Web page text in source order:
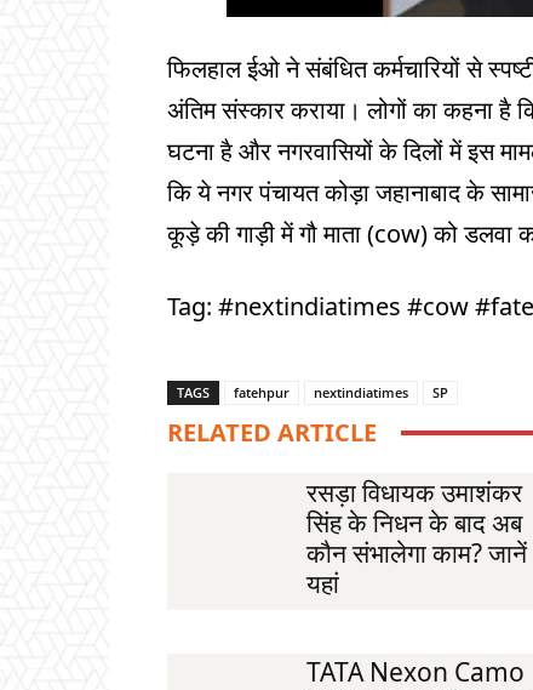
फिलहाल ईओ ने संबंधित कर्मचारियों से
अंतिम संस्कार कराया। लोगों का कहना है
घटना है और नगरवासियों के दिलों में इस
कि ये नगर पंचायत कोड़ा जहानाबाद के
कूड़े की गाड़ी में गौ माता (cow) को
Tag: #nextindiatimes #cow
TAGS fatehpur nextindiatimes SP
RELATED ARTICLE
रसड़ा विधायक उमाशंकर
सिंह के निधन के बाद अब
कौन संभालेगा काम? जानें
यहां
TATA Nexon Camo